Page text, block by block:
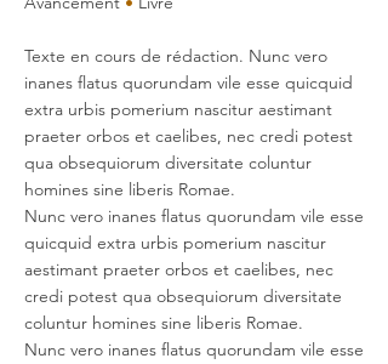
Texte en cours de rédaction. Nunc vero
inanes flatus quorundam vile esse quicquid
extra urbis pomerium nascitur aestimant
praeter orbos et caelibes, nec credi potest
qua obsequiorum diversitate coluntur
homines sine liberis Romae.
Nunc vero inanes flatus quorundam vile esse
quicquid extra urbis pomerium nascitur
aestimant praeter orbos et caelibes, nec
credi potest qua obsequiorum diversitate
coluntur homines sine liberis Romae.
Nunc vero inanes flatus quorundam vile esse